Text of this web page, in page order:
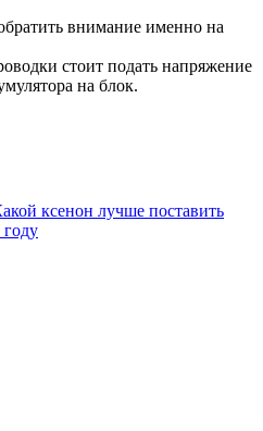
внимание именно на
стоит подать напряжение
на блок.
ксенон лучше поставить